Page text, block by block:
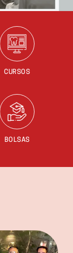
CURSOS
BOLSAS